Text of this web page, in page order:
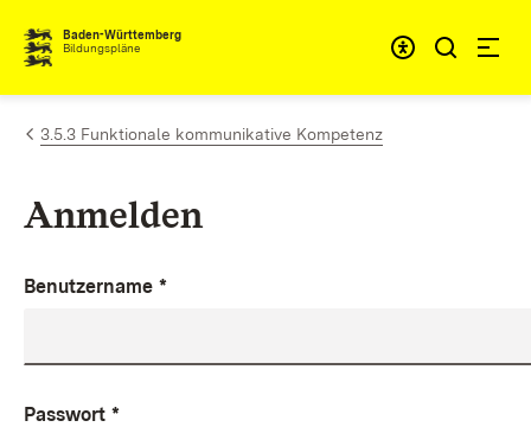
Zum Inhalt springen
Baden-Württemberg
Bildungspläne
3.5.3 Funktionale kommunikative Kompetenz
Anmelden
Benutzername *
Passwort *